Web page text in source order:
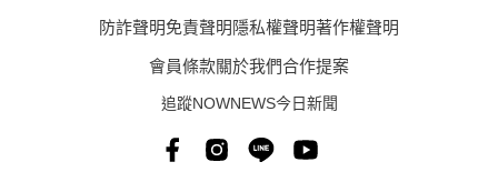
防詐聲明免責聲明隱私權聲明著作權聲明
會員條款關於我們合作提案
追蹤NOWNEWS今日新聞